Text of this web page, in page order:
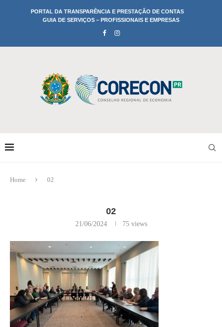
PORTAL DA TRANSPARÊNCIA E PRESTAÇÃO DE CONTAS
GUIA DE SERVIÇOS – PROFISSIONAIS E EMPRESAS
Home 02
02
21/06/2024 75views